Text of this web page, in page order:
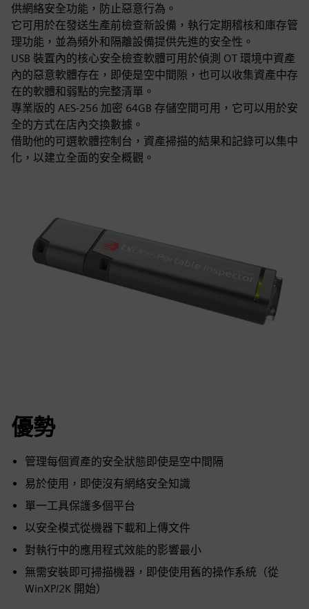
供網絡安全功能，防止惡意行為。
它可用於在發送生產前檢查新設備，執行定期稽核和庫存管
理功能，並為頻外和隔離設備提供先進的安全性。
USB 裝置內的核心安全檢查軟體可用於偵測 OT 環境中資產
內的惡意軟體存在，即使是空中間隙，也可以收集資產中存
在的軟體和弱點的完整清單。
專業版的 AES-256 加密 64GB 存儲空間可用，它可以用於安
全的方式在店內交換數據。
借助他的可選軟體控制台，資產掃描的結果和記錄可以集中
化，以建立全面的安全概觀。
優勢
管理每個資產的安全狀態即使是空中間隔
易於使用，即使沒有網絡安全知識
單一工具保護多個平台
以安全模式從機器下載和上傳文件
對執行中的應用程式效能的影響最小
無需安裝即可掃描機器，即使使用舊的操作系統（從
WinXP/2K 開始）